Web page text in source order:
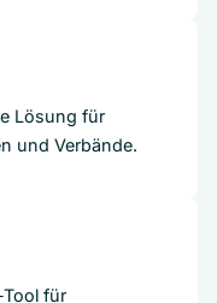
Lösung für
und Verbände.
Tool für